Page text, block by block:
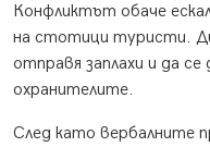
Конфликтът обаче
на стотици туристи.
отправя заплахи и да
охранителите.
След като вербалните